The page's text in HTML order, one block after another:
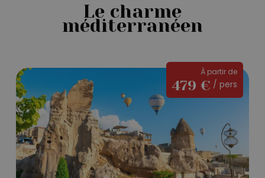
Le charme
méditerranéen
Ankara
Cappadoce
–
Antalya
À partir de
479 € / pers